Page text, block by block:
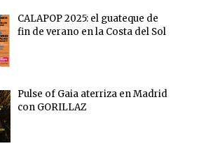
CALAPOP 2025: el guateque de
fin de verano en la Costa del Sol
Pulse of Gaia aterriza en Madrid
con GORILLAZ